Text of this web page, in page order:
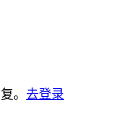
。 去登录